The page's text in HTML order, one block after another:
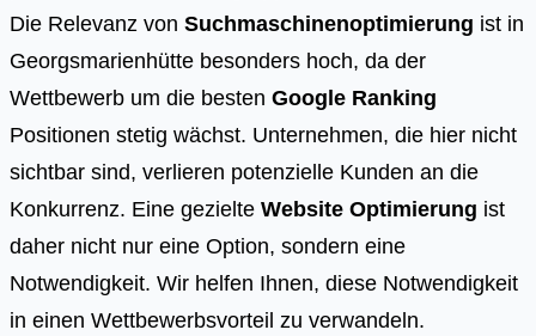
Die Relevanz von Suchmaschinenoptimierung ist in
Georgsmarienhütte besonders hoch, da der
Wettbewerb um die besten Google Ranking
Positionen stetig wächst. Unternehmen, die hier nicht
sichtbar sind, verlieren potenzielle Kunden an die
Konkurrenz. Eine gezielte Website Optimierung ist
daher nicht nur eine Option, sondern eine
Notwendigkeit. Wir helfen Ihnen, diese Notwendigkeit
in einen Wettbewerbsvorteil zu verwandeln.